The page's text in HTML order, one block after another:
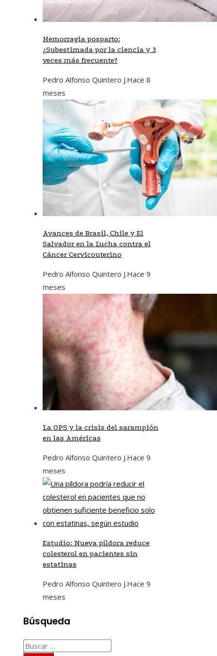
Hemorragia posparto:
¿Subestimada por la ciencia y 3
veces más frecuente?
Pedro Alfonso Quintero J.Hace 8
meses
Avances de Brasil, Chile y El
Salvador en la Lucha contra el
Cáncer Cervicouterino
Pedro Alfonso Quintero J.Hace 9
meses
La OPS y la crisis del sarampión
en las Américas
Pedro Alfonso Quintero J.Hace 9
meses
Estudio: Nueva píldora reduce
colesterol en pacientes sin
estatinas
Pedro Alfonso Quintero J.Hace 9
meses
Búsqueda
Buscar: